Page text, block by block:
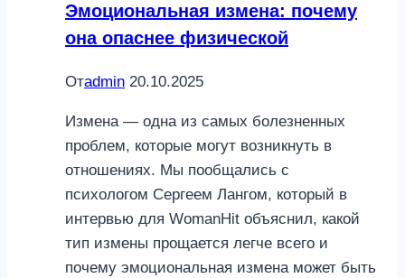
мужчину
Эмоциональная измена: почему
она опаснее физической
Отadmin 20.10.2025
Измена — одна из самых болезненных
проблем, которые могут возникнуть в
отношениях. Мы пообщались с
психологом Сергеем Лангом, который в
интервью для WomanНit объяснил, какой
тип измены прощается легче всего и
почему эмоциональная измена может быть